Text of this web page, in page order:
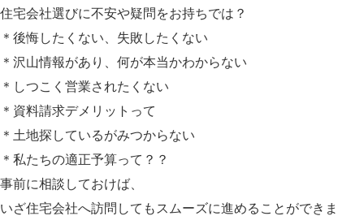
住宅会社選びに不安や疑問をお持ちでは？
＊後悔したくない、失敗したくない
＊沢山情報があり、何が本当かわからない
＊しつこく営業されたくない
＊資料請求デメリットって
＊土地探しているがみつからない
＊私たちの適正予算って？？
事前に相談しておけば、
いざ住宅会社へ訪問してもスムーズに進めることができま